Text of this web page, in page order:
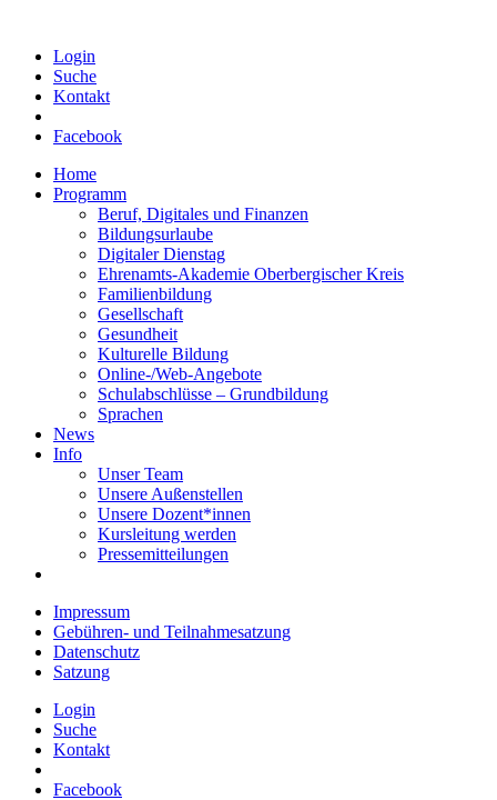
Login
Suche
Kontakt
Facebook
Home
Programm
Beruf, Digitales und Finanzen
Bildungsurlaube
Digitaler Dienstag
Ehrenamts-Akademie Oberbergischer Kreis
Familienbildung
Gesellschaft
Gesundheit
Kulturelle Bildung
Online-/Web-Angebote
Schulabschlüsse – Grundbildung
Sprachen
News
Info
Unser Team
Unsere Außenstellen
Unsere Dozent*innen
Kursleitung werden
Pressemitteilungen
Impressum
Gebühren- und Teilnahmesatzung
Datenschutz
Satzung
Login
Suche
Kontakt
Facebook